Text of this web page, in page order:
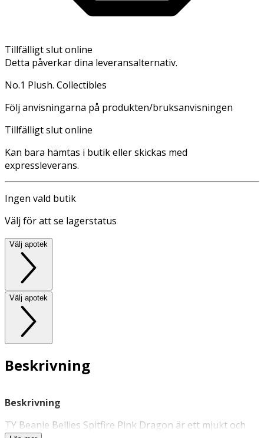
Tillfälligt slut online
Detta påverkar dina leveransalternativ.
No.1 Plush. Collectibles
Följ anvisningarna på produkten/bruksanvisningen
Tillfälligt slut online
Kan bara hämtas i butik eller skickas med
expressleverans.
Ingen vald butik
Välj för att se lagerstatus
Välj apotek
Välj apotek
Beskrivning
Beskrivning
TY Beanie Bellies Spitfire Pink Dragon är ett mjukt och